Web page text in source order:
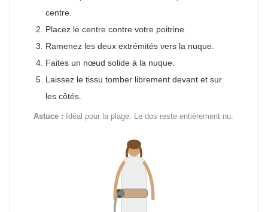
centre.
Placez le centre contre votre poitrine.
Ramenez les deux extrémités vers la nuque.
Faites un nœud solide à la nuque.
Laissez le tissu tomber librement devant et sur
les côtés.
Astuce : Idéal pour la plage. Le dos reste entièrement nu.